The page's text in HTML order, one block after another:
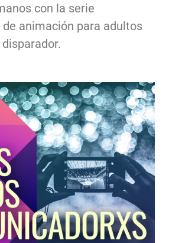
con la serie
animación para adultos